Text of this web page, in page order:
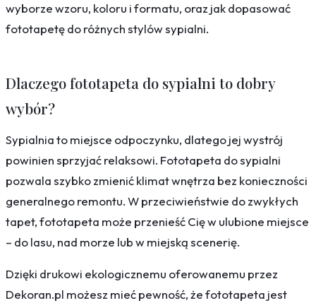
wyborze wzoru, koloru i formatu, oraz jak dopasować
fototapetę do różnych stylów sypialni.
Dlaczego fototapeta do sypialni to dobry
wybór?
Sypialnia to miejsce odpoczynku, dlatego jej wystrój
powinien sprzyjać relaksowi. Fototapeta do sypialni
pozwala szybko zmienić klimat wnętrza bez konieczności
generalnego remontu. W przeciwieństwie do zwykłych
tapet, fototapeta może przenieść Cię w ulubione miejsce
– do lasu, nad morze lub w miejską scenerię.
Dzięki drukowi ekologicznemu oferowanemu przez
Dekoran.pl możesz mieć pewność, że fototapeta jest